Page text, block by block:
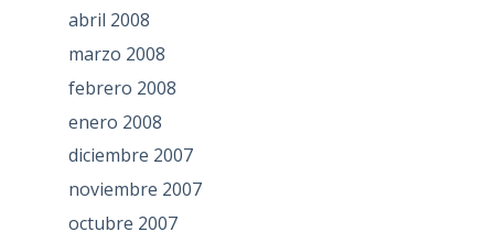
abril 2008
marzo 2008
febrero 2008
enero 2008
diciembre 2007
noviembre 2007
octubre 2007